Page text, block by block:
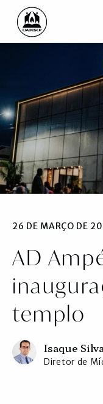
Pular para o
26 DE MARÇO DE
AD
templo
Isaque
Diretor de